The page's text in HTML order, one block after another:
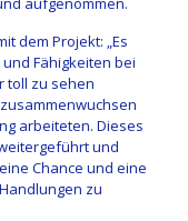
dem Projekt: „Es
Fähigkeiten bei
toll zu sehen
arbeiteten. Dieses
und
Chance und eine
zu